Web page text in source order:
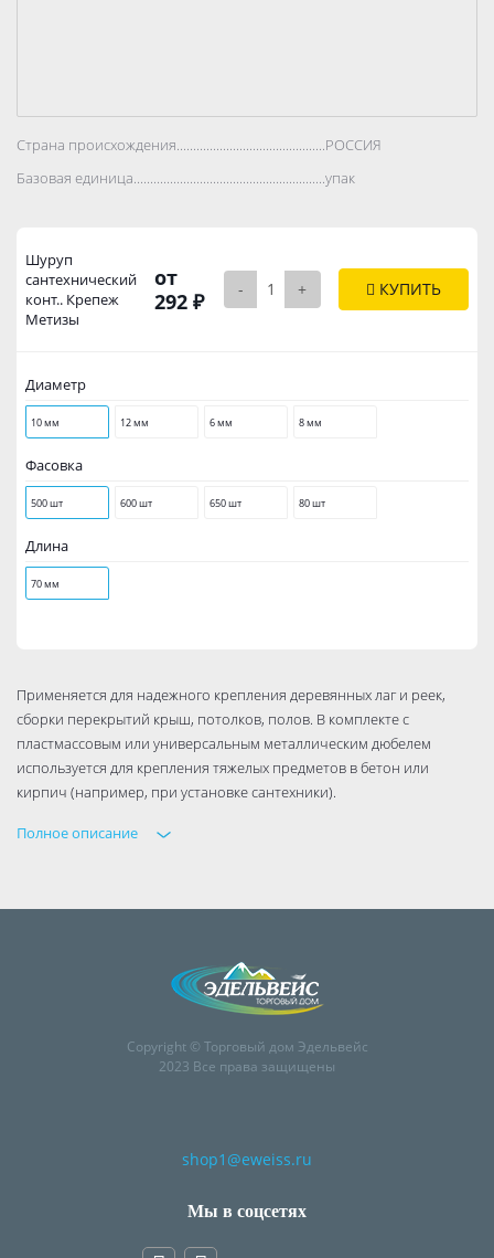
Страна происхождения..................................................................................
РОССИЯ
Базовая единица..................................................................................
упак
Шуруп
сантехничеcкий
конт.. Крепеж
Метизы
от
292 ₽
- + КУПИТЬ
Диаметр
10 мм 12 мм 6 мм 8 мм
Фасовка
500 шт 600 шт 650 шт 80 шт
Длина
70 мм
Применяется для надежного крепления деревянных лаг и реек,
сборки перекрытий крыш, потолков, полов. В комплекте с
пластмассовым или универсальным металлическим дюбелем
используется для крепления тяжелых предметов в бетон или
кирпич (например, при установке сантехники).
Полное описание
Copyright © Торговый дом Эдельвейс
2023 Все права защищены
shop1@eweiss.ru
Мы в соцсетях